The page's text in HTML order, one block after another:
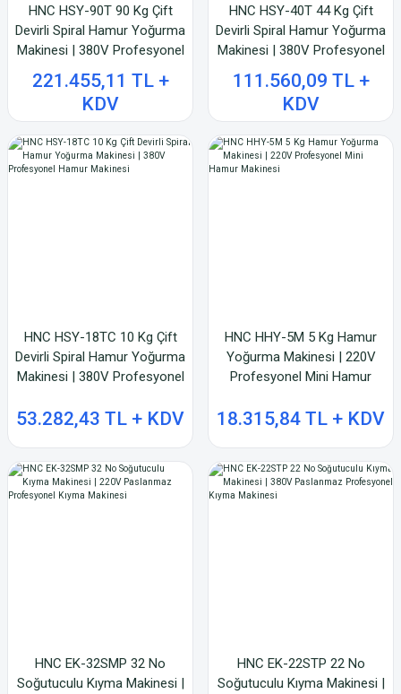
HNC HSY-90T 90 Kg Çift
Devirli Spiral Hamur Yoğurma
Makinesi | 380V Profesyonel
Hamur Makinesi
221.455,11 TL +
KDV
HNC HSY-40T 44 Kg Çift
Devirli Spiral Hamur Yoğurma
Makinesi | 380V Profesyonel
Hamur Makinesi
111.560,09 TL +
KDV
HNC HSY-18TC 10 Kg Çift
Devirli Spiral Hamur Yoğurma
Makinesi | 380V Profesyonel
53.282,43 TL + KDV
HNC HHY-5M 5 Kg Hamur
Yoğurma Makinesi | 220V
Profesyonel Mini Hamur
18.315,84 TL + KDV
HNC EK-32SMP 32 No
Soğutuculu Kıyma Makinesi |
HNC EK-22STP 22 No
Soğutuculu Kıyma Makinesi |